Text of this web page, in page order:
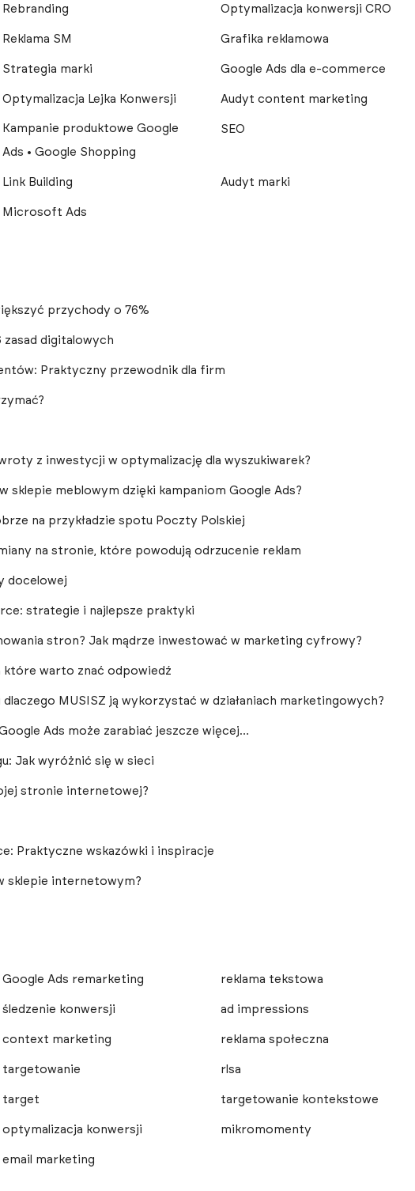
Rebranding Optymalizacja konwersji CRO
Reklama SM Grafika reklamowa
Strategia marki Google Ads dla e-commerce
Optymalizacja Lejka Konwersji Audyt content marketing
Kampanie produktowe Google
Ads • Google Shopping
SEO
Link Building Audyt marki
Microsoft Ads
przychody o 76%
digitalowych
Praktyczny przewodnik dla firm
z inwestycji w optymalizację dla wyszukiwarek?
sklepie meblowym dzięki kampaniom Google Ads?
na przykładzie spotu Poczty Polskiej
na stronie, które powodują odrzucenie reklam
docelowej
strategie i najlepsze praktyki
stron? Jak mądrze inwestować w marketing cyfrowy?
które warto znać odpowiedź
MUSISZ ją wykorzystać w działaniach marketingowych?
Ads może zarabiać jeszcze więcej…
Jak wyróżnić się w sieci
stronie internetowej?
Praktyczne wskazówki i inspiracje
sklepie internetowym?
Google Ads remarketing reklama tekstowa
śledzenie konwersji ad impressions
context marketing reklama społeczna
targetowanie rlsa
target targetowanie kontekstowe
optymalizacja konwersji mikromomenty
email marketing